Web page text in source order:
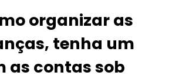
organizar as
tenha um
as contas sob